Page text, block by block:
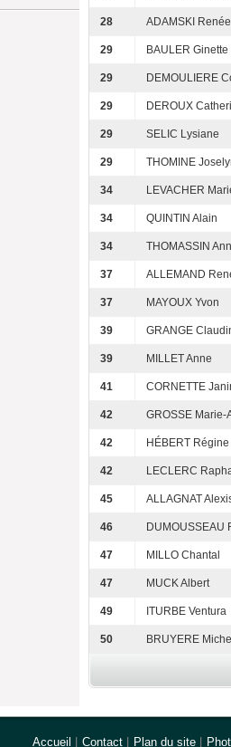
28 ADAMSKI Renée
29 BAULER Ginette
29 DEMOULIERE
29 DEROUX
29 SELIC Lysiane
29 THOMINE
34 LEVACHER
34 QUINTIN Alain
34 THOMASSIN
37 ALLEMAND
37 MAYOUX Yvon
39 GRANGE
39 MILLET Anne
41 CORNETTE
42 GROSSE Marie-
42 HÉBERT Régine
42 LECLERC
45 ALLAGNAT
46 DUMOUSSEAU
47 MILLO Chantal
47 MUCK Albert
49 ITURBE Ventura
50 BRUYERE
Accueil Contact Plan du site